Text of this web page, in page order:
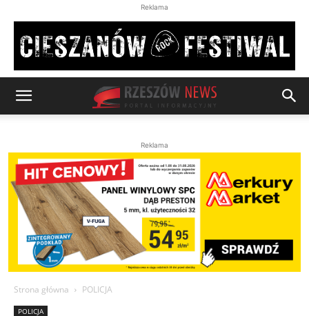
Reklama
Reklama
Strona główna POLICJA
POLICJA